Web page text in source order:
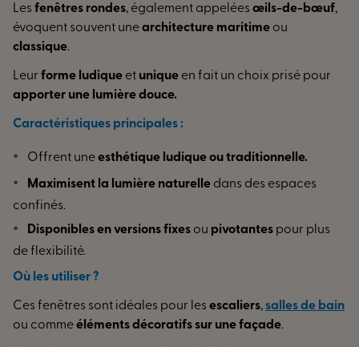
Les fenêtres rondes, également appelées œils-de-bœuf,
évoquent souvent unearchitecture maritime ou
classique.
Leur forme ludique et unique en fait un choix prisé pour
apporter une lumière douce.
Caractéristiques principales :
Offrent uneesthétique ludique ou traditionnelle.
Maximisent la lumière naturelle dans des espaces
confinés.
Disponibles en versions fixes ou pivotantes pour plus
de flexibilité.
Où les utiliser ?
Ces fenêtres sont idéales pour les escaliers,salles de bain
ou commeéléments décoratifs sur une façade.